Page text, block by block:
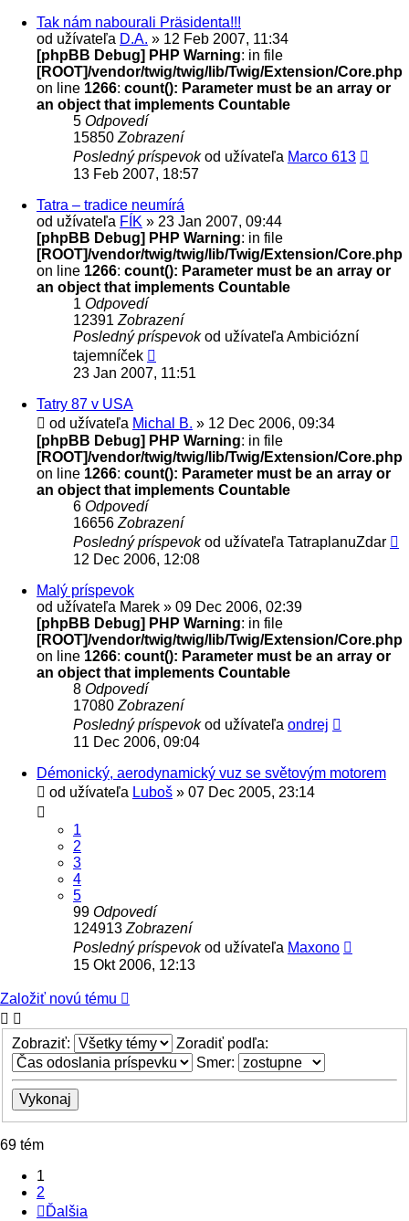
Tak nám nabourali Präsidenta!!!
od užívateľa D.A. » 12 Feb 2007, 11:34
[phpBB Debug] PHP Warning: in file
[ROOT]/vendor/twig/twig/lib/Twig/Extension/Core.php
on line 1266: count(): Parameter must be an array or
an object that implements Countable
5 Odpovedí
15850 Zobrazení
Posledný príspevokod užívateľa Marco 613
13 Feb 2007, 18:57
Tatra – tradice neumírá
od užívateľa FÍK » 23 Jan 2007, 09:44
[phpBB Debug] PHP Warning: in file
[ROOT]/vendor/twig/twig/lib/Twig/Extension/Core.php
on line 1266: count(): Parameter must be an array or
an object that implements Countable
1 Odpovedí
12391 Zobrazení
Posledný príspevokod užívateľa Ambiciózní
tajemníček
23 Jan 2007, 11:51
Tatry 87 v USA
od užívateľa Michal B. » 12 Dec 2006, 09:34
[phpBB Debug] PHP Warning: in file
[ROOT]/vendor/twig/twig/lib/Twig/Extension/Core.php
on line 1266: count(): Parameter must be an array or
an object that implements Countable
6 Odpovedí
16656 Zobrazení
Posledný príspevokod užívateľa TatraplanuZdar
12 Dec 2006, 12:08
Malý príspevok
od užívateľa Marek » 09 Dec 2006, 02:39
[phpBB Debug] PHP Warning: in file
[ROOT]/vendor/twig/twig/lib/Twig/Extension/Core.php
on line 1266: count(): Parameter must be an array or
an object that implements Countable
8 Odpovedí
17080 Zobrazení
Posledný príspevokod užívateľa ondrej
11 Dec 2006, 09:04
Démonický, aerodynamický vuz se světovým motorem
od užívateľa Luboš » 07 Dec 2005, 23:14
1
2
3
4
5
99 Odpovedí
124913 Zobrazení
Posledný príspevokod užívateľa Maxono
15 Okt 2006, 12:13
Založiť novú tému
Zobraziť:
Zoradiť podľa:
Smer:
69 tém
1
2
Ďalšia